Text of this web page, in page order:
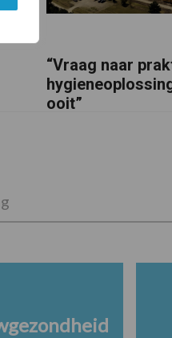
“Vraag naar
ooit”